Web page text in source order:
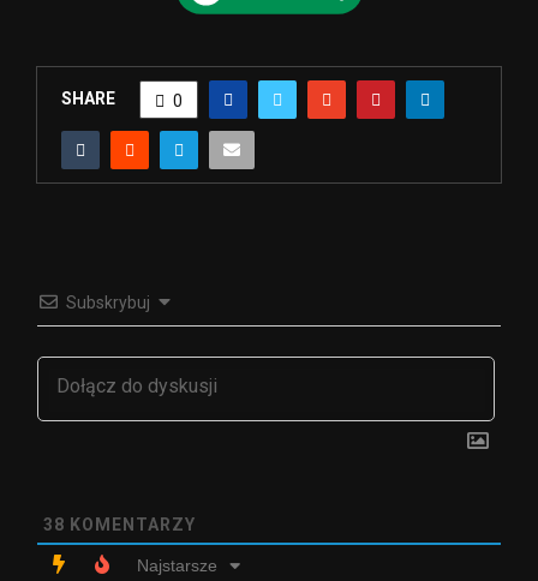
SHARE 0
Subskrybuj
38 KOMENTARZY
Najstarsze